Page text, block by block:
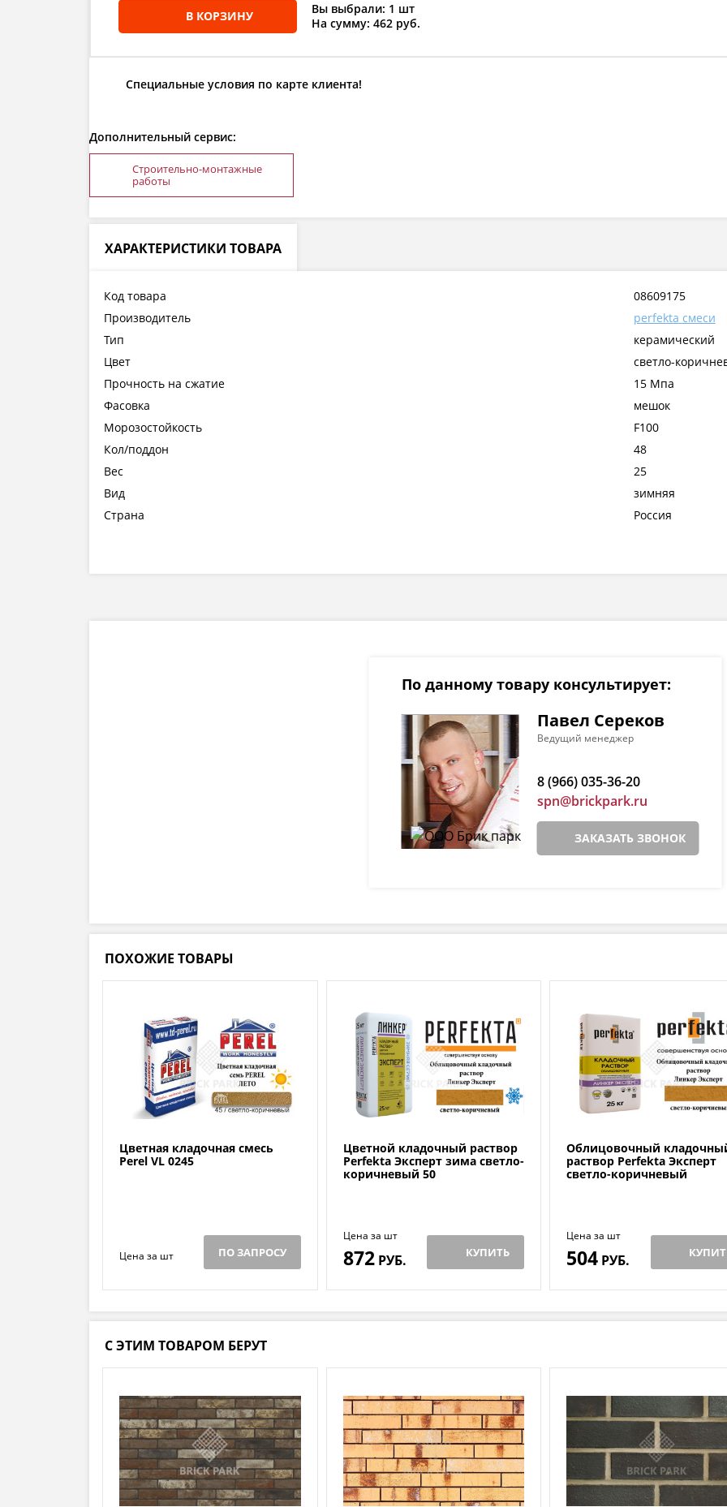
В КОРЗИНУ
Вы выбрали: 1 шт
На сумму: 462 руб.
Специальные условия по карте клиента!
Дополнительный сервис:
Строительно-монтажные
работы
ХАРАКТЕРИСТИКИ ТОВАРА
Код товара
08609175
Производитель
perfekta смеси
Тип
керамический
Цвет
светло-
Прочность на сжатие
15 Мпа
Фасовка
мешок
Морозостойкость
F100
Кол/поддон
48
Вес
25
Вид
зимняя
Страна
Россия
По данному товару консультирует:
Павел Сереков
Ведущий менеджер
8 (966) 035-36-20
spn@brickpark.ru
ЗАКАЗАТЬ ЗВОНОК
ПОХОЖИЕ ТОВАРЫ
Цветная кладочная смесь
Perel VL 0245
Цена за шт ПО ЗАПРОСУ
Цветной кладочный раствор
Perfekta Эксперт зима светло-
коричневый 50
Цена за шт
872РУБ. КУПИТЬ
Облицовочный
раствор Perfekta Эксперт
светло-коричневый
Цена за шт
504 РУБ.
С ЭТИМ ТОВАРОМ БЕРУТ